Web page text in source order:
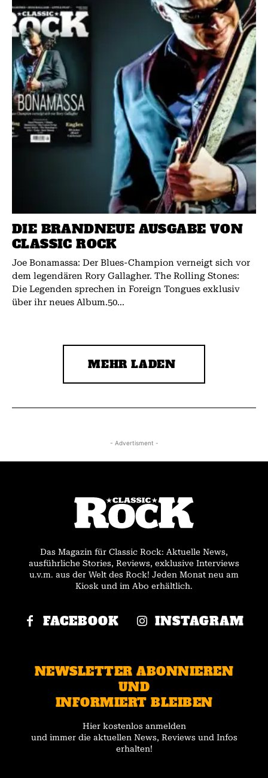
DIE BRANDNEUE AUSGABE VON
CLASSIC ROCK
Joe Bonamassa: Der Blues-Champion verneigt sich vor
dem legendären Rory Gallagher. The Rolling Stones:
Die Legenden sprechen in Foreign Tongues exklusiv
über ihr neues Album.50...
MEHR LADEN
- Advertisment -
Das Magazin für Classic Rock: Aktuelle News,
ausführliche Stories, Reviews, exklusive Interviews
u.v.m. aus der Welt des Rock! Jeden Monat neu am
Kiosk und im Abo erhältlich.
FACEBOOK INSTAGRAM
NEWSLETTER ABONNIEREN
UND
INFORMIERT BLEIBEN
Hier kostenlos anmelden
und immer die aktuellen News, Reviews und Infos
erhalten!